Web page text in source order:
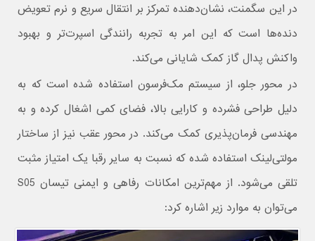
در این سگمنت، نشان‌دهنده تمرکز بر انتقال سریع و نرم تعویض
دنده‌ها است که این امر به تجربه رانندگی اسپرت‌تر و بهبود
واکنش پدال گاز کمک شایانی می‌کند.
در محور جلو، از سیستم مک‌فرسون استفاده شده است که به
دلیل طراحی فشرده و کارایی بالا، فضای کمی اشغال کرده و به
مهندسی فرمان‌پذیری کمک می‌کند. در محور عقب نیز از ساختار
مولتی‌لینک استفاده شده که نسبت به سایر رقبا یک امتیاز مثبت
تلقی می‌شود. از مهم‌ترین امکانات رفاهی و ایمنی تیسان S05
می‌توان به موارد زیر اشاره کرد: